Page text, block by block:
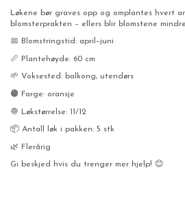
Løkene bør graves opp og omplantes hvert
blomsterprakten – ellers blir blomstene
📅 Blomstringstid: april–juni
📏 Plantehøyde: 60 cm
🌱 Voksested: balkong, utendørs
🟠 Farge: oransje
🧅 Løkstørrelse: 11/12
📦 Antall løk i pakken: 5 stk
🌿 Flerårig
Gi beskjed hvis du trenger mer hjelp! 😊